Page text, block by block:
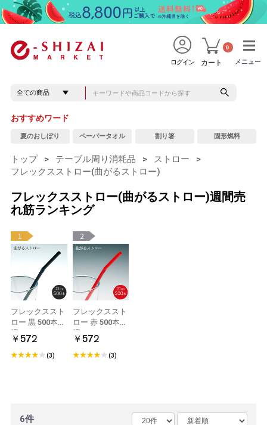
メニュー
メニュー
ログイン カート
0
おすすめワード
夏のおしぼり ペーパータオル 割り箸 固形燃料
トップ > テーブル周り消耗品 > ストロー
>
フレックスストロー(曲がるストロー)
フレックスストロー(曲がるストロー)週間売
れ筋ランキング
1
フレックススト
ロー 黒 500本
裸
6mm×210mm
曲がるストロー
￥572
(3)
2
フレックススト
ロー 赤 500本
裸
6mm×210mm
曲がるストロー
￥572
(3)
6件